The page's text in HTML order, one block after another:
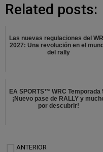
Related posts:
Las nuevas regulaciones del
2027: Una revolución en el
del rally
EA SPORTS™ WRC Temporada
¡Nuevo pase de RALLY y
por descubrir!
ANTERIOR